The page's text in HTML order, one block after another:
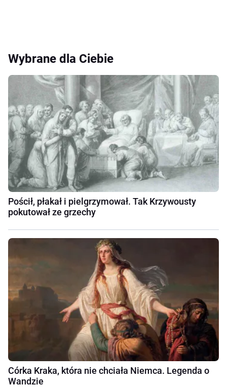
Wybrane dla Ciebie
Pościł, płakał i pielgrzymował. Tak Krzywousty
pokutował ze grzechy
Córka Kraka, która nie chciała Niemca. Legenda o
Wandzie